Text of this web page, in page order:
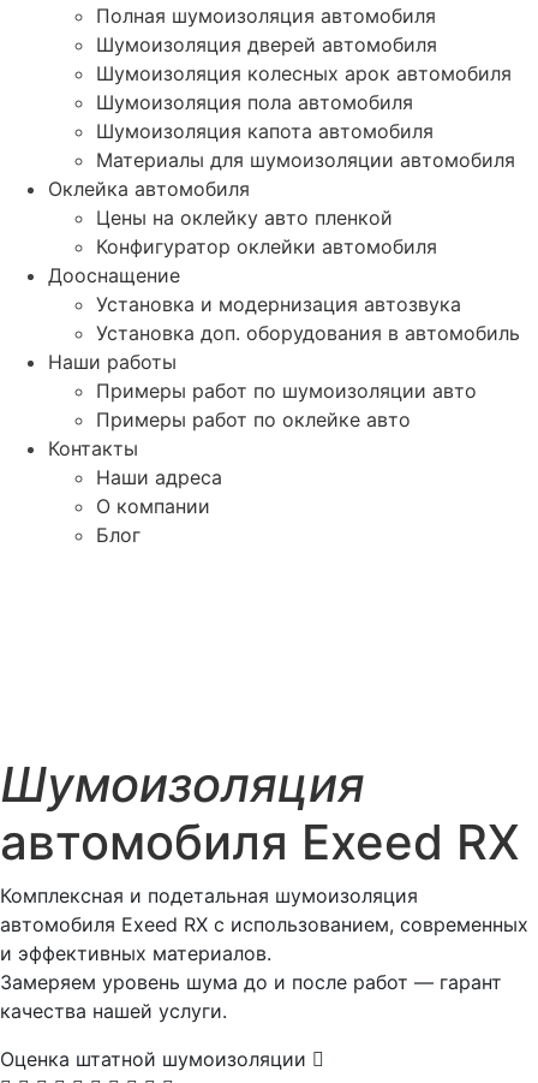
Полная шумоизоляция автомобиля
Шумоизоляция дверей автомобиля
Шумоизоляция колесных арок автомобиля
Шумоизоляция пола автомобиля
Шумоизоляция капота автомобиля
Материалы для шумоизоляции автомобиля
Оклейка автомобиля
Цены на оклейку авто пленкой
Конфигуратор оклейки автомобиля
Дооснащение
Установка и модернизация автозвука
Установка доп. оборудования в автомобиль
Наши работы
Примеры работ по шумоизоляции авто
Примеры работ по оклейке авто
Контакты
Наши адреса
О компании
Блог
Шумоизоляция
автомобиля Exeed RX
Комплексная и подетальная шумоизоляция
автомобиля Exeed RX с использованием, современных
и эффективных материалов.
Замеряем уровень шума до и после работ — гарант
качества нашей услуги.
Оценка штатной шумоизоляции